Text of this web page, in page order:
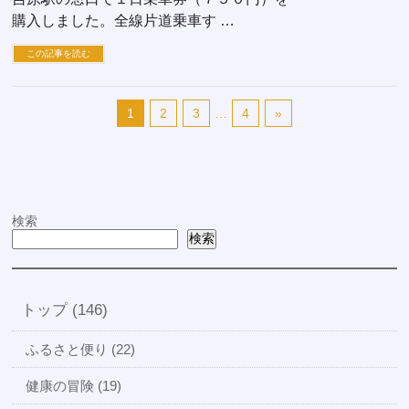
購入しました。全線片道乗車す …
この記事を読む
1 2 3 4 »
検索
検索
トップ (146)
ふるさと便り (22)
健康の冒険 (19)